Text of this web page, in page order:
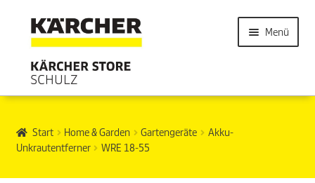
Menü
Start Home & Garden Gartengeräte
Akku-
Unkrautentferner
WRE 18-55